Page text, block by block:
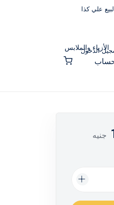
علي كذا
الأزياء والملابس
الدخول
جنيه